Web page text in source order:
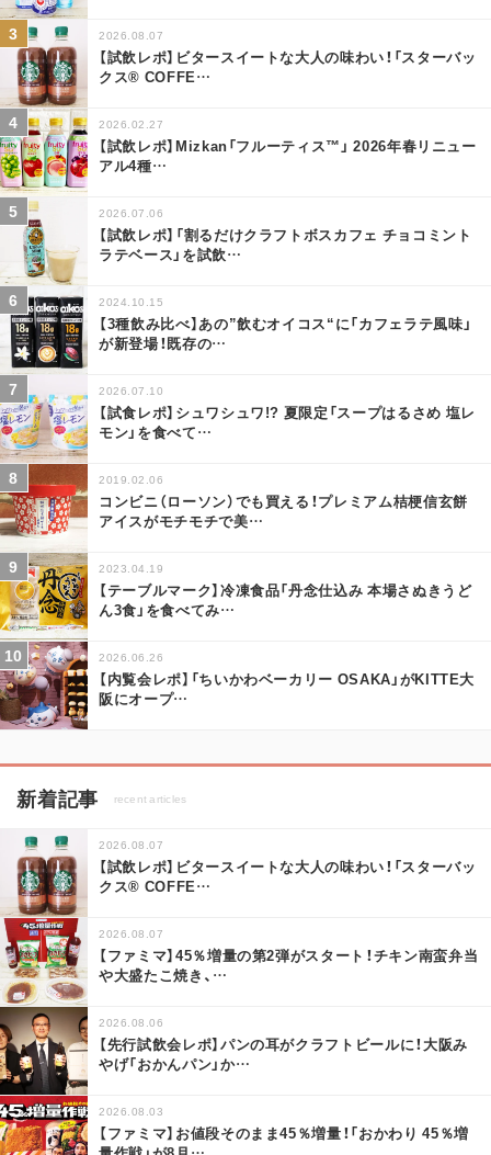
2026.08.07
【試飲レポ】ビタースイートな大人の味わい！「スターバッ
クス® COFFE…
2026.02.27
【試飲レポ】Mizkan「フルーティス™」 2026年春リニュー
アル4種…
2026.07.06
【試飲レポ】「割るだけクラフトボスカフェ チョコミント
ラテベース」を試飲…
2024.10.15
【3種飲み比べ】あの”飲むオイコス“に「カフェラテ風味」
が新登場！既存の…
2026.07.10
【試食レポ】シュワシュワ!? 夏限定「スープはるさめ 塩レ
モン」を食べて…
2019.02.06
コンビニ（ローソン）でも買える！プレミアム桔梗信玄餅
アイスがモチモチで美…
2023.04.19
【テーブルマーク】冷凍食品「丹念仕込み 本場さぬきうど
ん3食」を食べてみ…
2026.06.26
【内覧会レポ】「ちいかわベーカリー OSAKA」がKITTE大
阪にオープ…
新着記事 recent articles
2026.08.07
【試飲レポ】ビタースイートな大人の味わい！「スターバッ
クス® COFFE…
2026.08.07
【ファミマ】45％増量の第2弾がスタート！チキン南蛮弁当
や大盛たこ焼き、 …
2026.08.06
【先行試飲会レポ】パンの耳がクラフトビールに！大阪み
やげ「おかんパン」か…
2026.08.03
【ファミマ】お値段そのまま45％増量！「おかわり 45％増